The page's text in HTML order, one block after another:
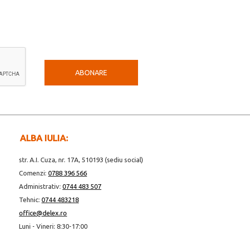
ABONARE
ALBA IULIA:
str. A.I. Cuza, nr. 17A, 510193 (sediu social)
Comenzi:0788 396 566
Administrativ:0744 483 507
Tehnic:0744 483218
office@delex.ro
Luni - Vineri: 8:30-17:00